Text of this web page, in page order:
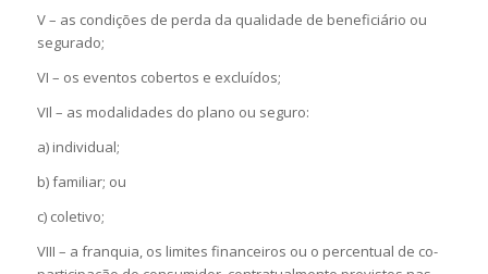
V – as condições de perda da qualidade de beneficiário ou
segurado;
VI – os eventos cobertos e excluídos;
VIl – as modalidades do plano ou seguro:
a) individual;
b) familiar; ou
c) coletivo;
VIII – a franquia, os limites financeiros ou o percentual de co-